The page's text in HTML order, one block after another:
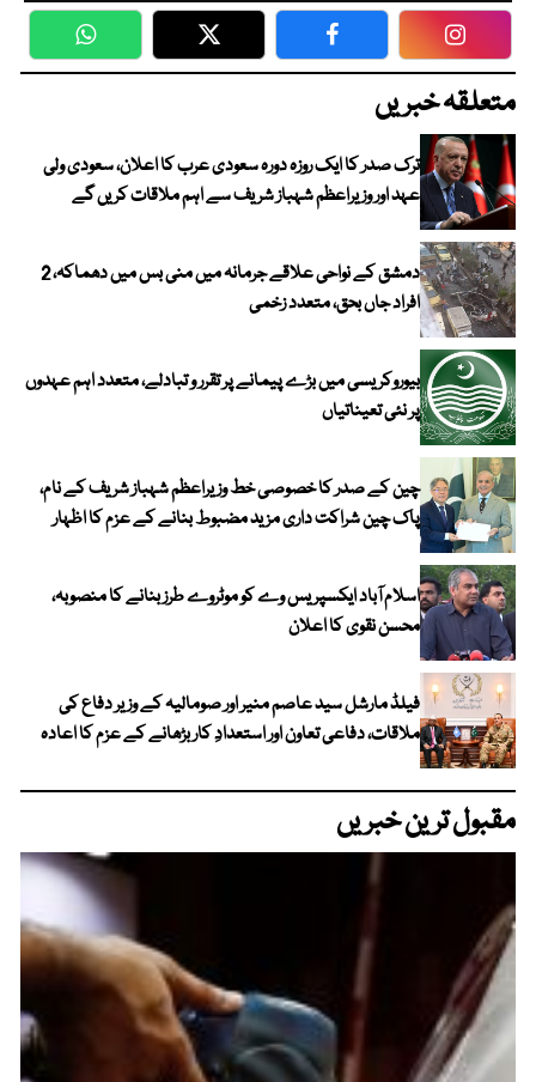
WhatsApp Twitter Facebook
متعلقہ خبریں
ترک صدر کا ایک روزہ دورہ سعودی عرب کا اعلان، سعودی ولی
عہد اور وزیراعظم شہباز شریف سے اہم ملاقات کریں گے
دمشق کے نواحی علاقے جرمانہ میں منی بس میں دھماکہ، 2
افراد جاں بحق، متعدد زخمی
بیوروکریسی میں بڑے پیمانے پر تقرر و تبادلے، متعدد اہم عہدوں
پر نئی تعیناتیاں
چین کے صدر کا خصوصی خط وزیراعظم شہباز شریف کے نام،
پاک چین شراکت داری مزید مضبوط بنانے کے عزم کا اظہار
اسلام آباد ایکسپریس وے کو موٹروے طرز بنانے کا منصوبہ،
محسن نقوی کا اعلان
فیلڈ مارشل سید عاصم منیر اور صومالیہ کے وزیر دفاع کی
ملاقات، دفاعی تعاون اور استعدادِ کار بڑھانے کے عزم کا اعادہ
مقبول ترین خبریں